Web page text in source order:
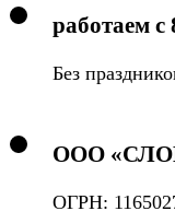
работаем с
Без
ООО
ОГРН: